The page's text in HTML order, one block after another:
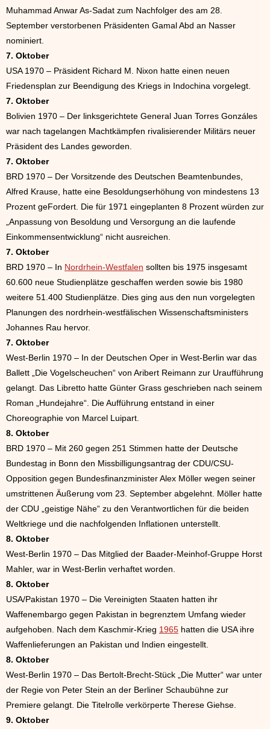
Muhammad Anwar As-Sadat zum Nachfolger des am 28.
September verstorbenen Präsidenten Gamal Abd an Nasser
nominiert.
7. Oktober
USA 1970 – Präsident Richard M. Nixon hatte einen neuen
Friedensplan zur Beendigung des Kriegs in Indochina vorgelegt.
7. Oktober
Bolivien 1970 – Der linksgerichtete General Juan Torres Gonzáles
war nach tagelangen Machtkämpfen rivalisierender Militärs neuer
Präsident des Landes geworden.
7. Oktober
BRD 1970 – Der Vorsitzende des Deutschen Beamtenbundes,
Alfred Krause, hatte eine Besoldungserhöhung von mindestens 13
Prozent geFordert. Die für 1971 eingeplanten 8 Prozent würden zur
„Anpassung von Besoldung und Versorgung an die laufende
Einkommensentwicklung“ nicht ausreichen.
7. Oktober
BRD 1970 – In Nordrhein-Westfalen sollten bis 1975 insgesamt
60.600 neue Studienplätze geschaffen werden sowie bis 1980
weitere 51.400 Studienplätze. Dies ging aus den nun vorgelegten
Planungen des nordrhein-westfälischen Wissenschaftsministers
Johannes Rau hervor.
7. Oktober
West-Berlin 1970 – In der Deutschen Oper in West-Berlin war das
Ballett „Die Vogelscheuchen“ von Aribert Reimann zur Uraufführung
gelangt. Das Libretto hatte Günter Grass geschrieben nach seinem
Roman „Hundejahre“. Die Aufführung entstand in einer
Choreographie von Marcel Luipart.
8. Oktober
BRD 1970 – Mit 260 gegen 251 Stimmen hatte der Deutsche
Bundestag in Bonn den Missbilligungsantrag der CDU/CSU-
Opposition gegen Bundesfinanzminister Alex Möller wegen seiner
umstrittenen Äußerung vom 23. September abgelehnt. Möller hatte
der CDU „geistige Nähe“ zu den Verantwortlichen für die beiden
Weltkriege und die nachfolgenden Inflationen unterstellt.
8. Oktober
West-Berlin 1970 – Das Mitglied der Baader-Meinhof-Gruppe Horst
Mahler, war in West-Berlin verhaftet worden.
8. Oktober
USA/Pakistan 1970 – Die Vereinigten Staaten hatten ihr
Waffenembargo gegen Pakistan in begrenztem Umfang wieder
aufgehoben. Nach dem Kaschmir-Krieg 1965 hatten die USA ihre
Waffenlieferungen an Pakistan und Indien eingestellt.
8. Oktober
West-Berlin 1970 – Das Bertolt-Brecht-Stück „Die Mutter“ war unter
der Regie von Peter Stein an der Berliner Schaubühne zur
Premiere gelangt. Die Titelrolle verkörperte Therese Giehse.
9. Oktober